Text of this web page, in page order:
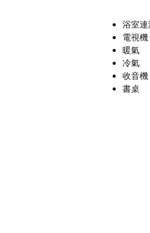
浴室連
電視機
暖氣
冷氣
收音機
書桌